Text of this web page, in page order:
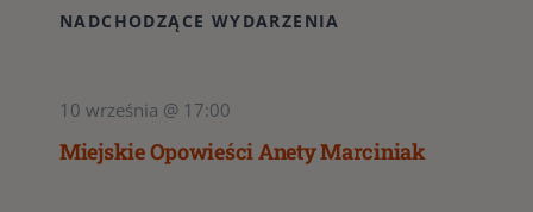
NADCHODZĄCE WYDARZENIA
10 września @ 17:00
Miejskie Opowieści Anety Marciniak